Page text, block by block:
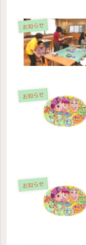
お知らせ
お知らせ
お知らせ